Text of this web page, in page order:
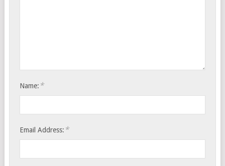
Name: *
Email Address: *